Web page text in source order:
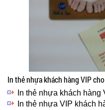
In thẻ nhựa khách hàng VIP
In thẻ nhựa khách hàng
In thẻ nhựa VIP khách